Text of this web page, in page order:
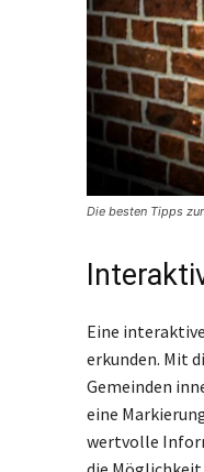
Die besten Tipps
Eine
erkunden. Mit
Gemeinden
eine
wertvolle